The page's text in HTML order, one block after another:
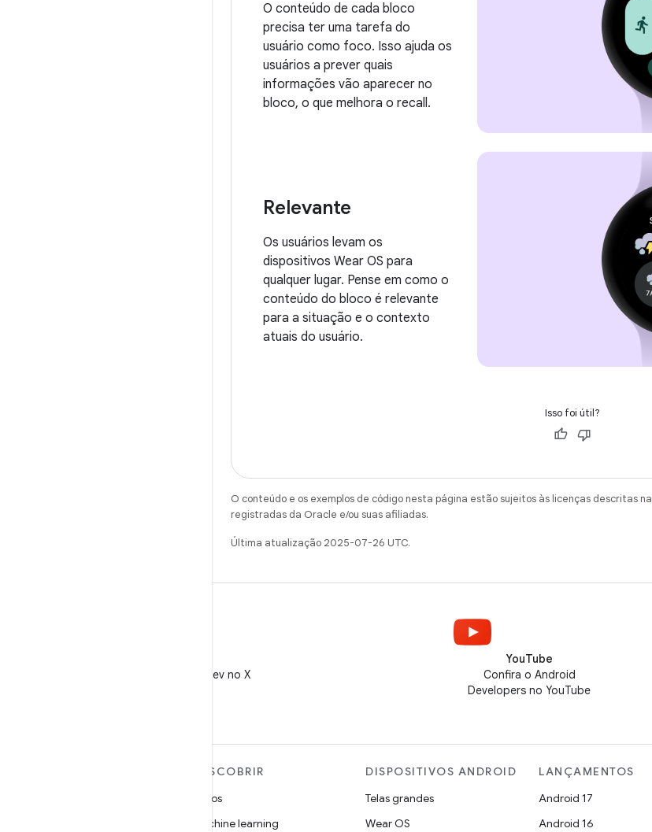
O conteúdo de cada bloco
precisa ter uma tarefa do
usuário como foco. Isso ajuda os
usuários a prever quais
informações vão aparecer no
bloco, o que melhora o recall.
Relevante
Os usuários levam os
dispositivos Wear OS para
qualquer lugar. Pense em como o
conteúdo do bloco é relevante
para a situação e o contexto
atuais do usuário.
Isso foi útil?
O conteúdo e os exemplos de código nesta página estão sujeitos às licenças descritas na
registradas da Oracle e/ou suas afiliadas.
Última atualização 2025-07-26 UTC.
Siga @AndroidDev no X
YouTube
Confira o Android
Developers no YouTube
DESCOBRIR
Jogos
Machine learning
DISPOSITIVOS ANDROID
Telas grandes
Wear OS
LANÇAMENTOS
Android 17
Android 16